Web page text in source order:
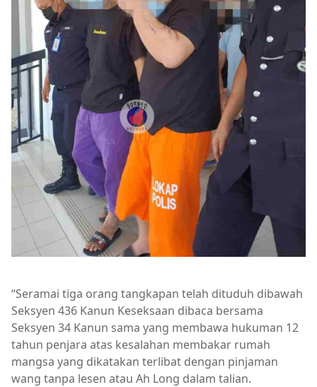
“Seramai tiga orang tangkapan telah dituduh dibawah
Seksyen 436 Kanun Keseksaan dibaca bersama
Seksyen 34 Kanun sama yang membawa hukuman 12
tahun penjara atas kesalahan membakar rumah
mangsa yang dikatakan terlibat dengan pinjaman
wang tanpa lesen atau Ah Long dalam talian.